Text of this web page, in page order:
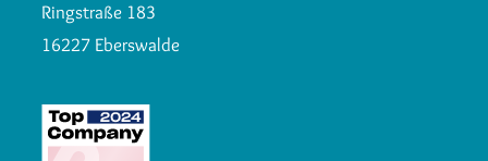
Ringstraße 183
16227 Eberswalde